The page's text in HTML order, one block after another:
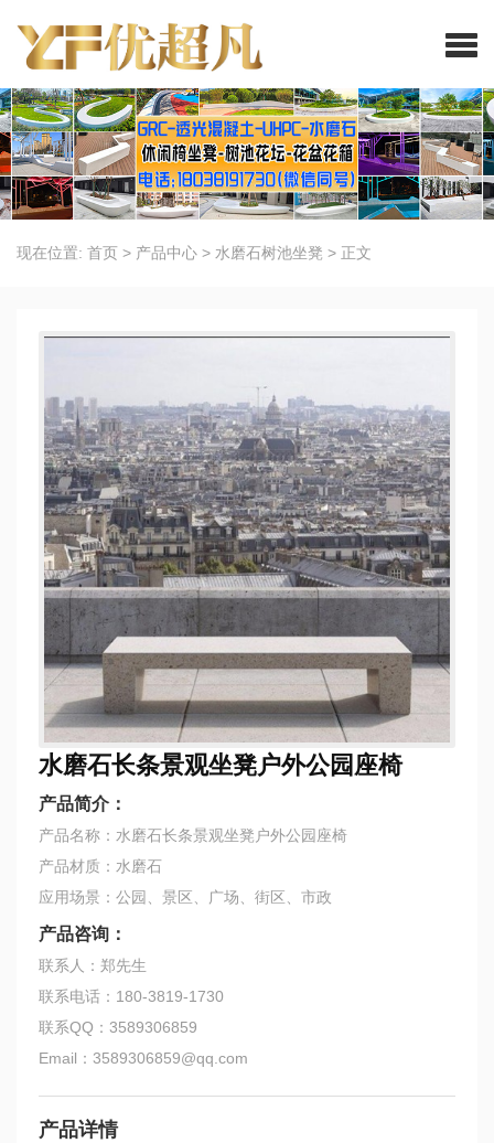
现在位置: 首页 > 产品中心 > 水磨石树池坐凳 > 正文
水磨石长条景观坐凳户外公园座椅
产品简介：
产品名称：水磨石长条景观坐凳户外公园座椅
产品材质：水磨石
应用场景：公园、景区、广场、街区、市政
产品咨询：
联系人：郑先生
联系电话：180-3819-1730
联系QQ：3589306859
Email：3589306859@qq.com
产品详情